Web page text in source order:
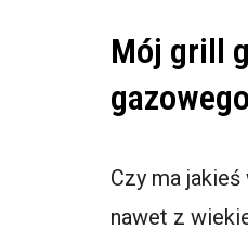
Mój grill
Czy ma
nawet z